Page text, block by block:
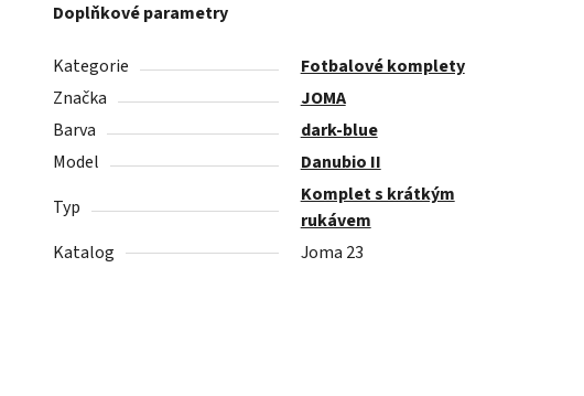
Doplňkové parametry
Kategorie
Fotbalové komplety
Značka
JOMA
Barva
dark-blue
Model
Danubio II
Typ
Komplet s krátkým
rukávem
Katalog
Joma 23